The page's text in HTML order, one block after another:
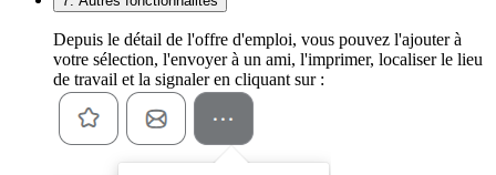
Depuis le détail de l'offre d'emploi, vous pouvez l'ajouter à
votre sélection, l'envoyer à un ami, l'imprimer, localiser le lieu
de travail et la signaler en cliquant sur :